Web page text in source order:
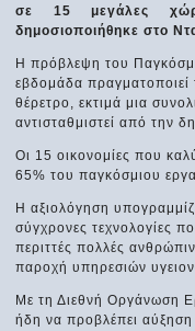
σε 15 μεγάλες
δημοσιοποιήθηκε στο
Η πρόβλεψη του
εβδομάδα πραγματοποιεί
θέρετρο, εκτιμά μια
αντισταθμιστεί από την
Οι 15 οικονομίες που
65% του παγκόσμιου
Η αξιολόγηση
σύγχρονες τεχνολογίες
περιττές πολλές
παροχή υπηρεσιών
Με τη Διεθνή Οργάνωση
ήδη να προβλέπει